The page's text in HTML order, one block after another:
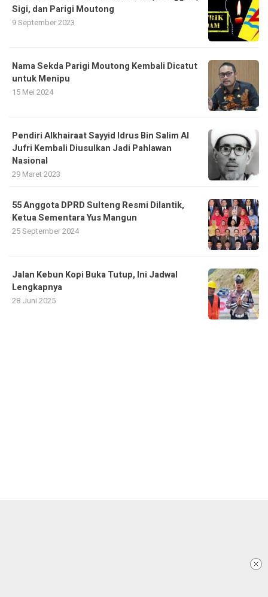
Sigi, dan Parigi Moutong
9 September 2023
Nama Sekda Parigi Moutong Kembali Dicatut
untuk Menipu
15 Mei 2024
Pendiri Alkhairaat Sayyid Idrus Bin Salim Al
Jufri Kembali Diusulkan Jadi Pahlawan
Nasional
29 Maret 2023
55 Anggota DPRD Sulteng Resmi Dilantik,
Ketua Sementara Yus Mangun
25 September 2024
Jalan Kebun Kopi Buka Tutup, Ini Jadwal
Lengkapnya
28 Juni 2025